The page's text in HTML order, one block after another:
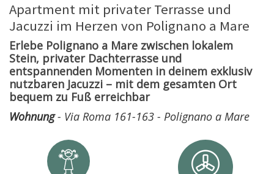
Apartment mit privater Terrasse und
Jacuzzi im Herzen von Polignano a Mare
Erlebe Polignano a Mare zwischen lokalem
Stein, privater Dachterrasse und
entspannenden Momenten in deinem exklusiv
nutzbaren Jacuzzi – mit dem gesamten Ort
bequem zu Fuß erreichbar
Wohnung- Via Roma 161-163 - Polignano a Mare